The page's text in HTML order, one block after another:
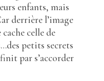
enfants, mais
derrière l’image
celle de
petits secrets
par s’accorder